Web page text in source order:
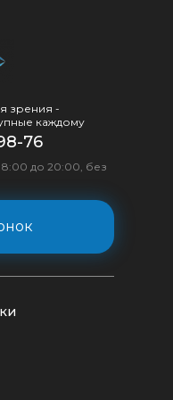
зрения -
каждому
76
до 20:00, без